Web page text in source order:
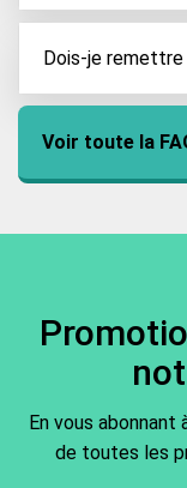
L'aéroport de
ville de
Dois-je remettre
En ce moment,
parking avec
Voir toute la
En vous
de toutes les